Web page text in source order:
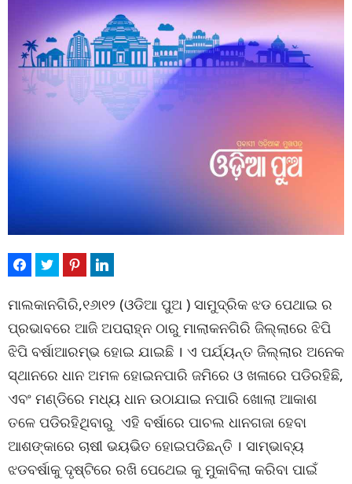
ମାଲକାନଗିରି,୧୬ା୧୨ (ଓଡିଆ ପୁଅ ) ସାମୁଦ୍ରିକ ଝଡ ପେଥାଇ ର
ପ୍ରଭାବରେ ଆଜି ଅପରାହ୍ନ ଠାରୁ ମାଲାକନଗିରି ଜିଲ୍ଲାରେ ଝିପି
ଝିପି ବର୍ଷାଆରମ୍ଭ ହୋଇ ଯାଇଛି । ଏ ପର୍ଯ୍ୟନ୍ତ ଜିଲ୍ଲାର ଅନେକ
ସ୍ଥାନରେ ଧାନ ଅମଳ ହୋଇନପାରି ଜମିରେ ଓ ଖଳାରେ ପଡିରହିଛି,
ଏବଂ ମଣ୍ଡିରେ ମଧ୍ୟ ଧାନ ଉଠାଯାଇ ନପାରି ଖୋଲା ଆକାଶ
ତଳେ ପଡିରହିଥିବାରୁ ଏହି ବର୍ଷାରେ ପାଚଲ ଧାନଗଜା ହେବା
ଆଶଙ୍କାରେ ଚାଷୀ ଭୟଭିତ ହୋଇପଡିଛନ୍ତି । ସାମ୍ଭାବ୍ୟ
ଝଡବର୍ଷାକୁ ଦୃଷ୍ଟିରେ ରଖି ପେଥେଇ କୁ ମୁକାବିଲା କରିବା ପାଇଁ